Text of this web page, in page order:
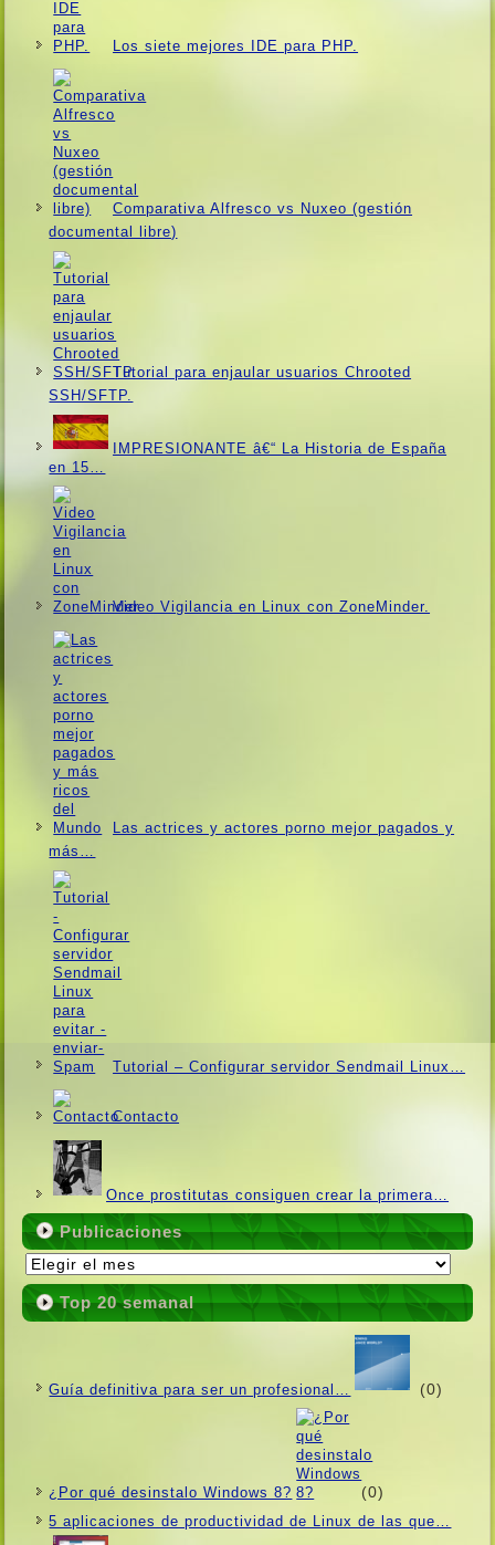
Los siete mejores IDE para PHP.
Comparativa Alfresco vs Nuxeo (gestión
documental libre)
Tutorial para enjaular usuarios Chrooted
SSH/SFTP.
IMPRESIONANTE â€“ La Historia de España
en 15…
Video Vigilancia en Linux con ZoneMinder.
Las actrices y actores porno mejor pagados y
más…
Tutorial – Configurar servidor Sendmail Linux…
Contacto
Once prostitutas consiguen crear la primera…
Publicaciones
Publicaciones
Top 20 semanal
Guí­a definitiva para ser un profesional… (0)
¿Por qué desinstalo Windows 8? (0)
5 aplicaciones de productividad de Linux de las que…